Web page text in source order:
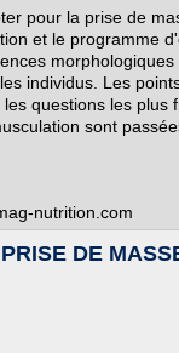
pour la prise de
et le programme
individus. Les
questions les plus
sont
nutrition.com
DE